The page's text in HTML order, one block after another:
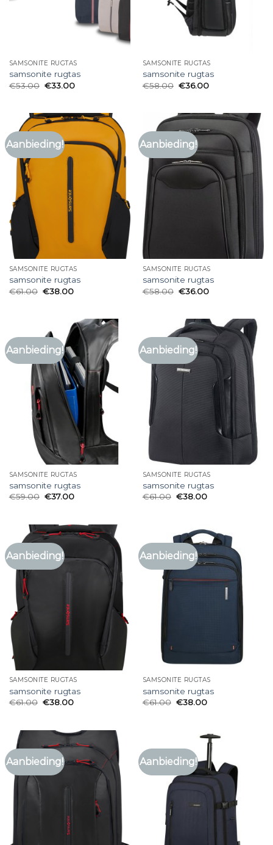
SAMSONITE RUGTAS
samsonite rugtas
€53.00 €33.00
SAMSONITE RUGTAS
samsonite rugtas
€58.00 €36.00
Aanbieding!
SAMSONITE RUGTAS
samsonite rugtas
€61.00 €38.00
Aanbieding!
SAMSONITE RUGTAS
samsonite rugtas
€58.00 €36.00
Aanbieding!
SAMSONITE RUGTAS
samsonite rugtas
€59.00 €37.00
Aanbieding!
SAMSONITE RUGTAS
samsonite rugtas
€61.00 €38.00
Aanbieding!
SAMSONITE RUGTAS
samsonite rugtas
€61.00 €38.00
Aanbieding!
SAMSONITE RUGTAS
samsonite rugtas
€61.00 €38.00
Aanbieding! Aanbieding!